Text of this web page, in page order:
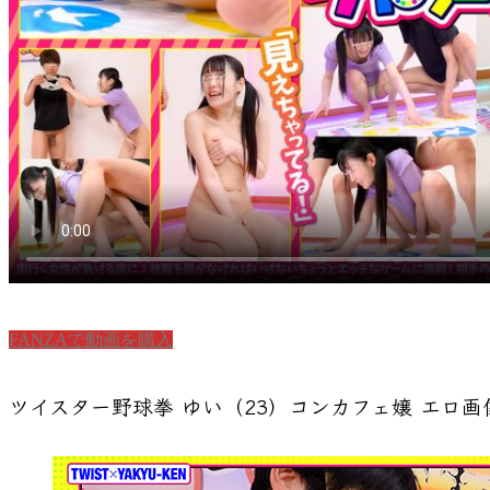
FANZAで動画を購入
ツイスター野球拳 ゆい（23）コンカフェ嬢 エロ画